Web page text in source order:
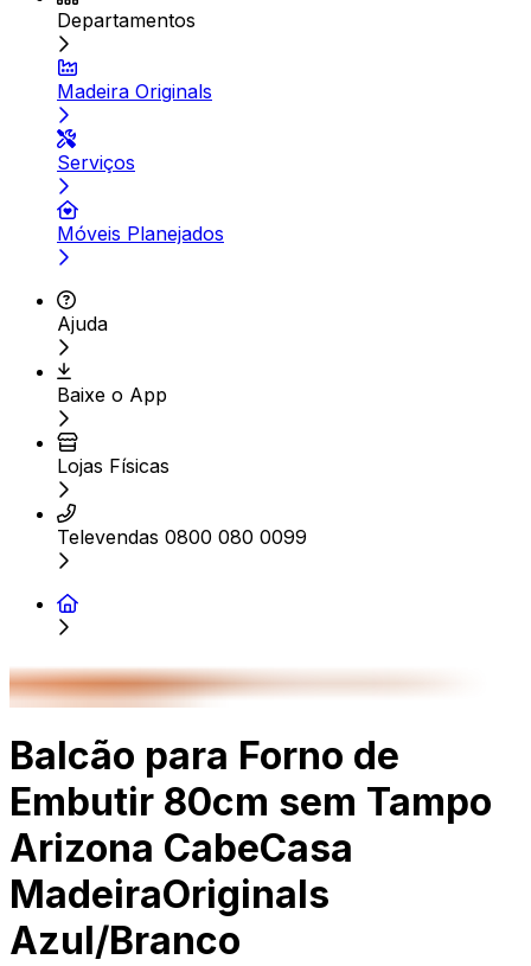
Departamentos
Madeira Originals
Serviços
Móveis Planejados
Ajuda
Baixe o App
Lojas Físicas
Televendas 0800 080 0099
Balcão para Forno de
Embutir 80cm sem Tampo
Arizona CabeCasa
MadeiraOriginals
Azul/Branco